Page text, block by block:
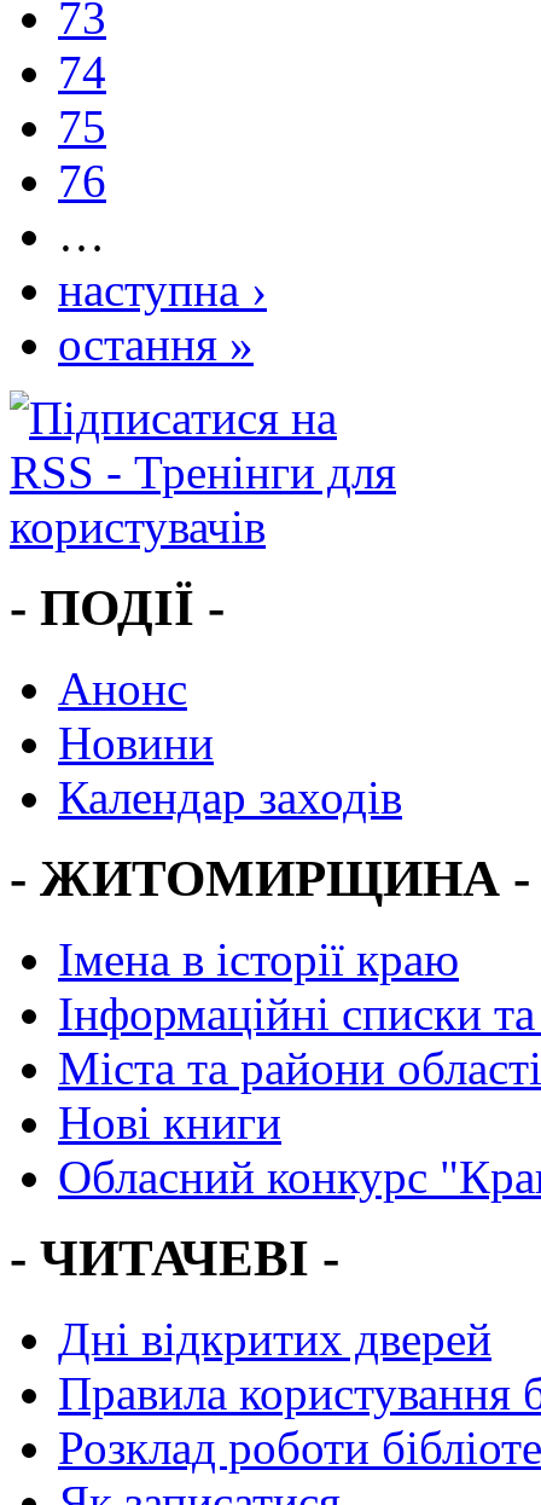
73
74
75
76
…
наступна ›
остання »
- ПОДІЇ -
Анонс
Новини
Календар заходів
- ЖИТОМИРЩИНА -
Імена в історії краю
Інформаційні списки
Міста та райони області
Нові книги
Обласний конкурс
- ЧИТАЧЕВІ -
Дні відкритих дверей
Правила користування
Розклад роботи